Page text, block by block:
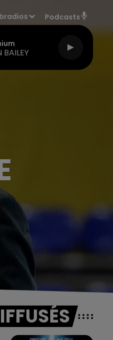
Podcasts
BAILEY